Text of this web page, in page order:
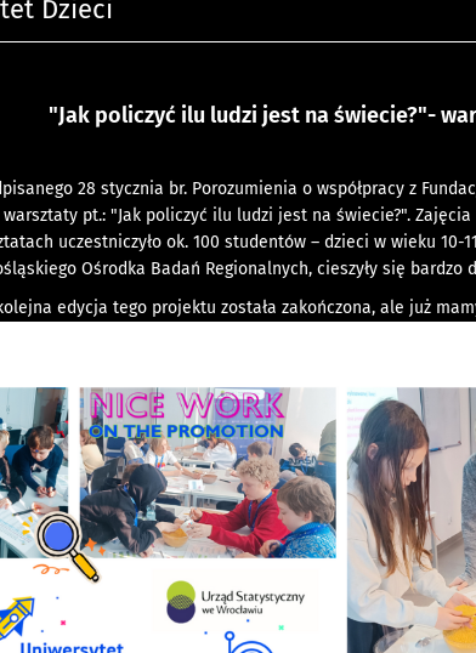
Dzieci
"Jak policzyć ilu ludzi jest na świecie?"-
28 stycznia br. Porozumienia o współpracy z
warsztaty pt.: "Jak policzyć ilu ludzi jest na świecie?".
uczestniczyło ok. 100 studentów – dzieci w wieku
Ośrodka Badań Regionalnych, cieszyły się
edycja tego projektu została zakończona, ale już